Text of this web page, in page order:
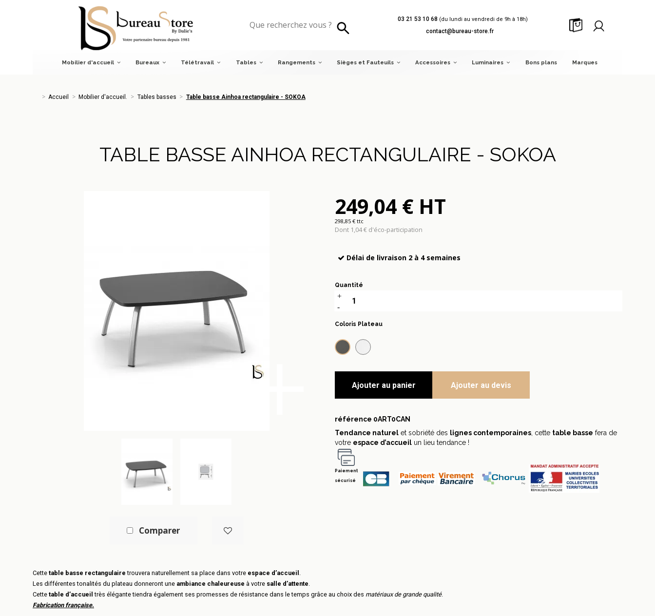
03 21 53 10 68 (du lundi au vendredi de 9h à 18h)
contact@bureau-store.fr
Mobilier d'accueil Bureaux Télétravail Tables Rangements Sièges et Fauteuils Accessoires Luminaires Bons plans Marques
Mobilier d'accueil. Tables basses Table basse Ainhoa rectangulaire - SOKOA
Accueil Mobilier d'accueil. Tables basses Table basse Ainhoa rectangulaire - SOKOA
TABLE BASSE AINHOA RECTANGULAIRE - SOKOA
+
Comparer
249,04 € HT
298,85 € ttc
Dont 1,04 € d'éco-participation
Délai de livraison 2 à 4 semaines
Coloris Plateau
Anthracite
Blanc
Quantité
Ajouter au panier Ajouter au devis
référence 0ART0CAN
Tendance naturel et sobriété des lignes contemporaines , cette table basse fera de
votre espace d’accueil un lieu tendance !
Paiement
sécurisé
Cette table basse rectangulaire trouvera naturellement sa place dans votre espace d’accueil
Les différentes tonalités du plateau donneront une ambiance chaleureuse à votre salle d’attente
Cette table d’accueil très élégante tiendra également ses promesses de résistance dans le temps grâce au choix des matériaux de grande qualité.
Fabrication française.